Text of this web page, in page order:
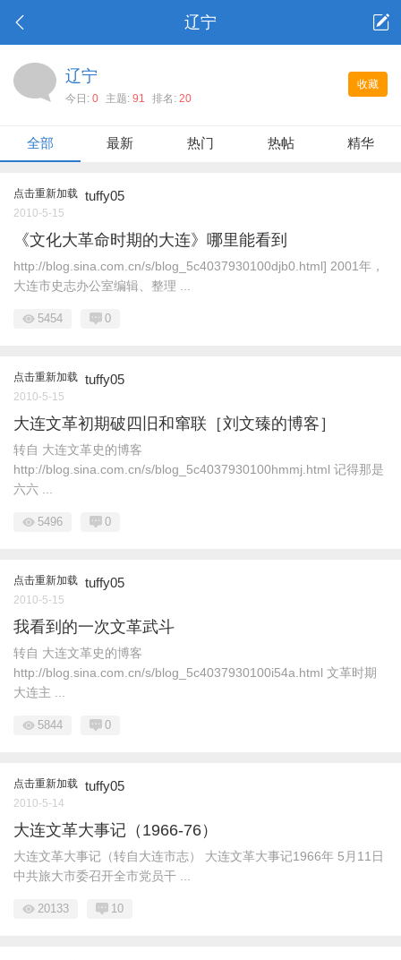
辽宁
收藏
辽宁
今日: 0 主题: 91 排名: 20
全部 最新 热门 热帖 精华
点击重新加载 tuffy05
2010-5-15
《文化大革命时期的大连》哪里能看到
http://blog.sina.com.cn/s/blog_5c4037930100djb0.html] 2001年，
大连市史志办公室编辑、整理 ...
5454 0
点击重新加载 tuffy05
2010-5-15
大连文革初期破四旧和窜联［刘文臻的博客］
转自 大连文革史的博客
http://blog.sina.com.cn/s/blog_5c4037930100hmmj.html 记得那是
六六 ...
5496 0
点击重新加载 tuffy05
2010-5-15
我看到的一次文革武斗
转自 大连文革史的博客
http://blog.sina.com.cn/s/blog_5c4037930100i54a.html 文革时期
大连主 ...
5844 0
点击重新加载 tuffy05
2010-5-14
大连文革大事记（1966-76）
大连文革大事记（转自大连市志） 大连文革大事记1966年 5月11日
中共旅大市委召开全市党员干 ...
20133 10